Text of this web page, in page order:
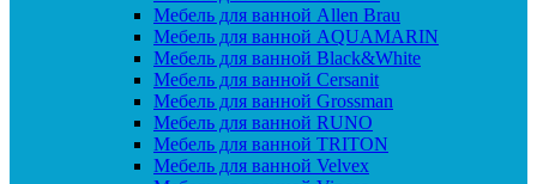
Мебель для ванной Allen Brau
Мебель для ванной AQUAMARIN
Мебель для ванной Black&White
Мебель для ванной Cersanit
Мебель для ванной Grossman
Мебель для ванной RUNO
Мебель для ванной TRITON
Мебель для ванной Velvex